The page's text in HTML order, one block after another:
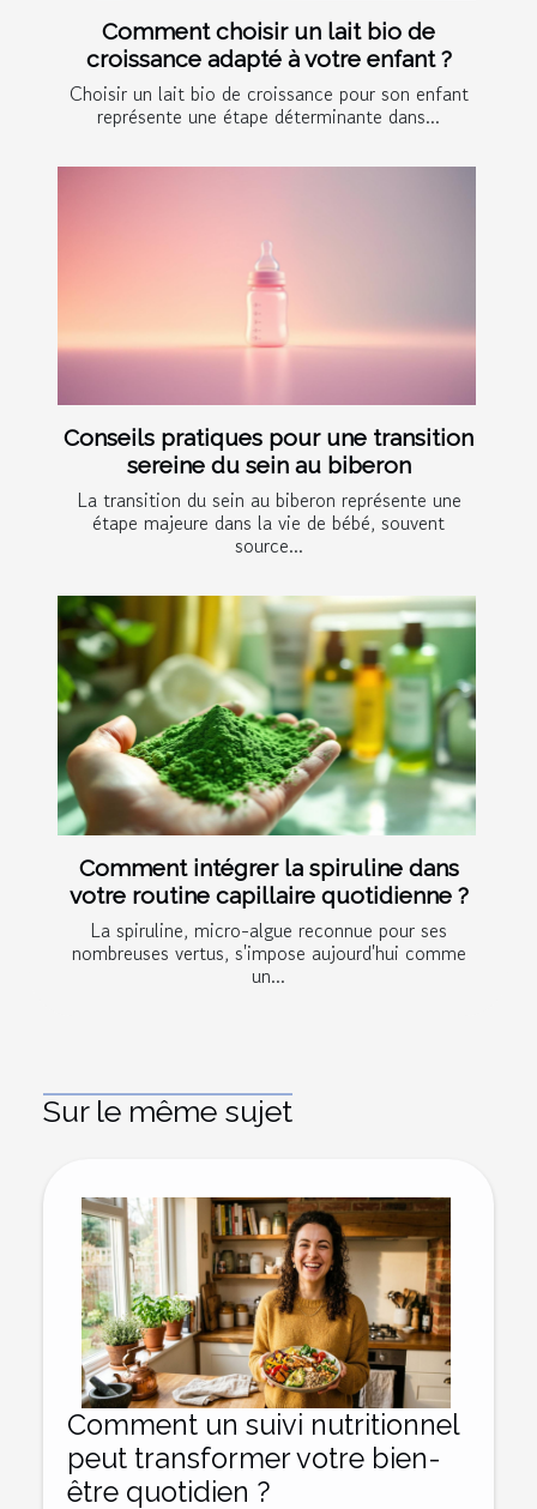
Comment choisir un lait bio de
croissance adapté à votre enfant ?
Choisir un lait bio de croissance pour son enfant
représente une étape déterminante dans...
Conseils pratiques pour une transition
sereine du sein au biberon
La transition du sein au biberon représente une
étape majeure dans la vie de bébé, souvent
source...
Comment intégrer la spiruline dans
votre routine capillaire quotidienne ?
La spiruline, micro-algue reconnue pour ses
nombreuses vertus, s'impose aujourd'hui comme
un...
Sur le même sujet
Comment un suivi nutritionnel
peut transformer votre bien-
être quotidien ?